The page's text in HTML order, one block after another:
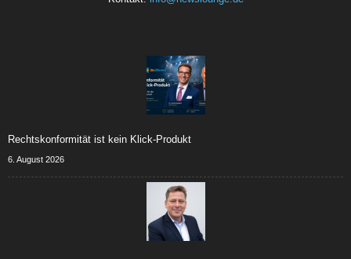
Rechtskonformität ist kein Klick-Produkt
6. August 2026